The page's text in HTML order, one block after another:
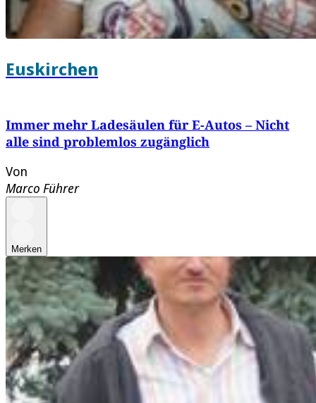
Euskirchen
Immer mehr Ladesäulen für E-Autos – Nicht
alle sind problemlos zugänglich
Von
Marco Führer
Merken